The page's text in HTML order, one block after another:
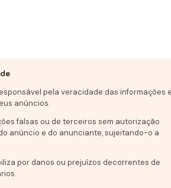
pela veracidade das informações e
anúncios.
falsas ou de terceiros sem autorização
anúncio e do anunciante, sujeitando-o a
por danos ou prejuízos decorrentes de